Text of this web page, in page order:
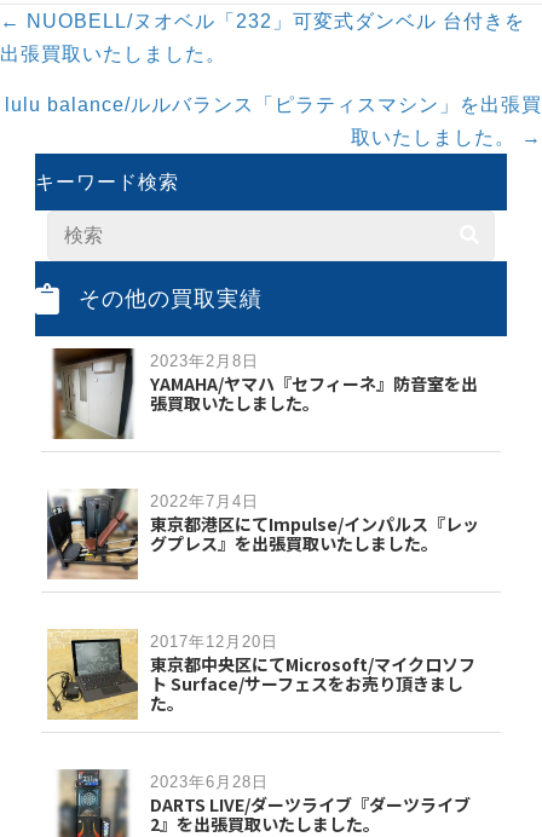
Posts
navigation
← NUOBELL/ヌオベル「232」可変式ダンベル 台付きを
出張買取いたしました。
lulu balance/ルルバランス「ピラティスマシン」を出張買
取いたしました。 →
キーワード検索
その他の買取実績
2023年2月8日
YAMAHA/ヤマハ『セフィーネ』防音室を出
張買取いたしました。
2022年7月4日
東京都港区にてImpulse/インパルス『レッ
グプレス』を出張買取いたしました。
2017年12月20日
東京都中央区にてMicrosoft/マイクロソフ
ト Surface/サーフェスをお売り頂きまし
た。
2023年6月28日
DARTS LIVE/ダーツライブ『ダーツライブ
2』を出張買取いたしました。